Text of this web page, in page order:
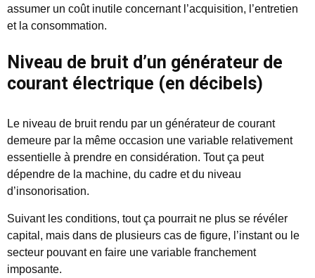
assumer un coût inutile concernant l’acquisition, l’entretien
et la consommation.
Niveau de bruit d’un générateur de
courant électrique (en décibels)
Le niveau de bruit rendu par un générateur de courant
demeure par la même occasion une variable relativement
essentielle à prendre en considération. Tout ça peut
dépendre de la machine, du cadre et du niveau
d’insonorisation.
Suivant les conditions, tout ça pourrait ne plus se révéler
capital, mais dans de plusieurs cas de figure, l’instant ou le
secteur pouvant en faire une variable franchement
imposante.